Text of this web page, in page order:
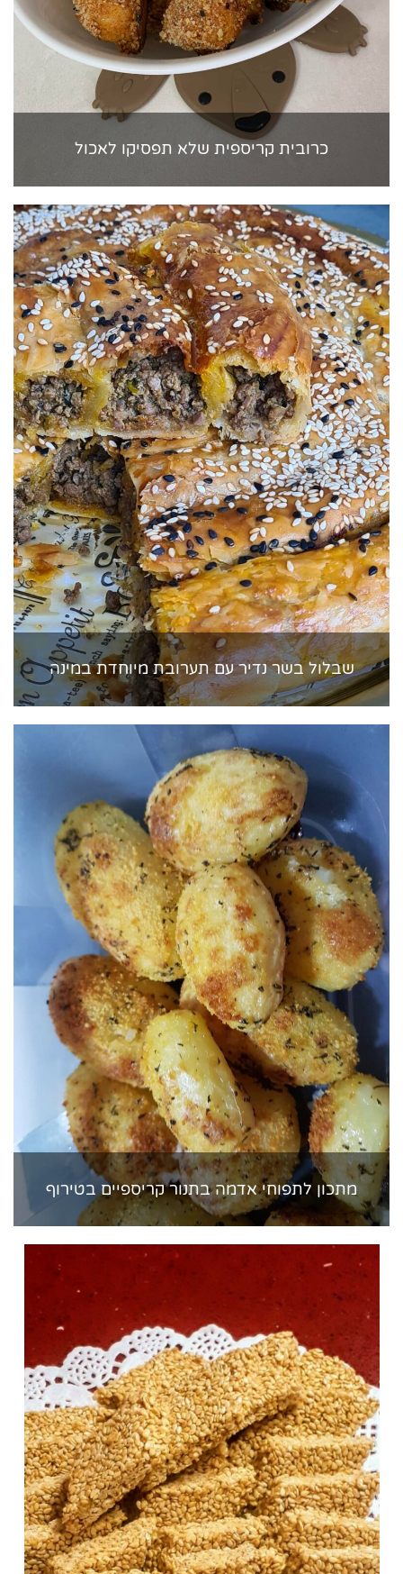
כרובית קריספית שלא תפסיקו לאכול
שבלול בשר נדיר עם תערובת מיוחדת במינה
מתכון לתפוחי אדמה בתנור קריספיים בטירוף